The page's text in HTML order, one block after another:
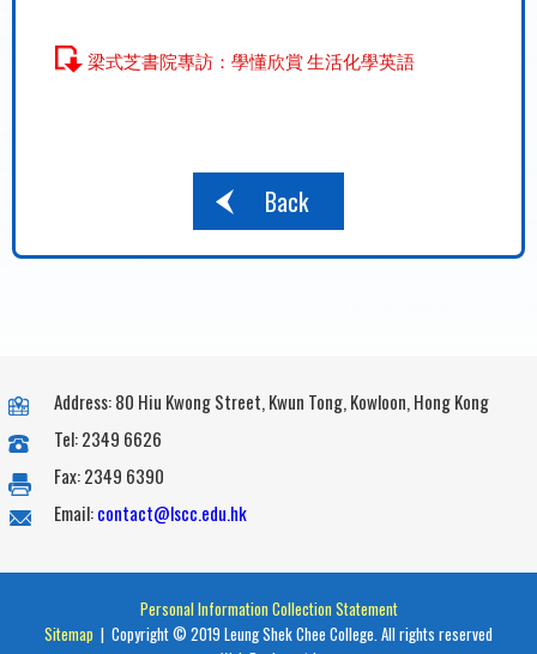
梁式芝書院專訪：學懂欣賞 生活化學英語
Back
Address: 80 Hiu Kwong Street, Kwun Tong, Kowloon, Hong Kong
Tel: 2349 6626
Fax: 2349 6390
Email:contact@lscc.edu.hk
Personal Information Collection Statement
Sitemap | Copyright © 2019 Leung Shek Chee College. All rights reserved